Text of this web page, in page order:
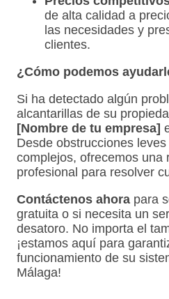
de alta calidad a
las necesidades y
clientes.
¿Cómo podemos
Si ha detectado algún
alcantarillas de su
[Nombre de tu empresa]
Desde obstrucciones
complejos, ofrecemos una
profesional para resolver
Contáctenos ahora para
gratuita o si necesita un
desatoro. No importa el
¡estamos aquí para
funcionamiento de su
Málaga!